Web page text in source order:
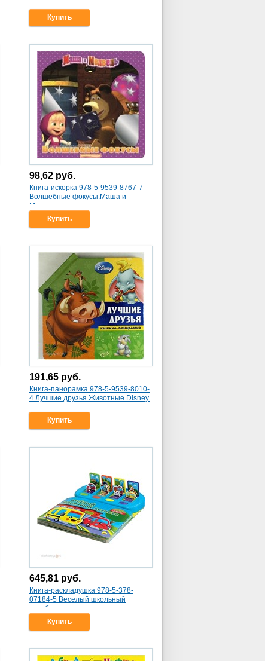
Купить
98,62 руб.
Книга-искорка 978-5-9539-8767-7
Волшебные фокусы.Маша и
Медведь.
Купить
191,65 руб.
Книга-панорамка 978-5-9539-8010-
4 Лучшие друзья.Животные Disney.
Купить
645,81 руб.
Книга-раскладушка 978-5-378-
07184-5 Веселый школьный
автобус.
Купить